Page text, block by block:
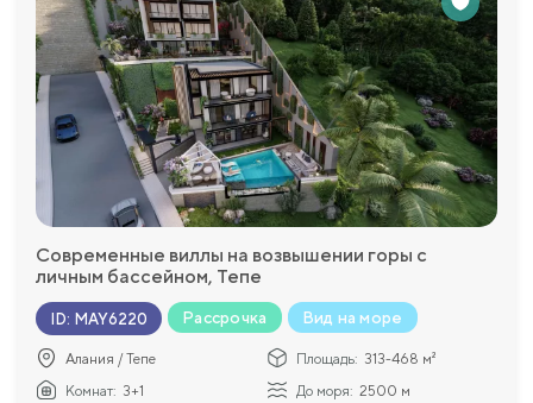
Современные виллы на возвышении горы с
личным бассейном, Тепе
ID: MAY6220 Рассрочка Вид на море
Алания / Тепе Площадь: 313-468 м²
Комнат: 3+1 До моря: 2500 м